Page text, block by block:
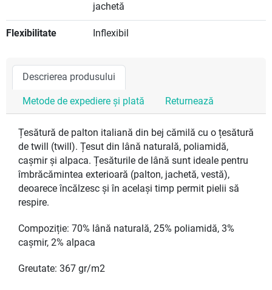
jachetă
Flexibilitate Inflexibil
Descrierea produsului
Metode de expediere și plată Returnează
Țesătură de palton italiană din bej cămilă cu o țesătură
de twill (twill). Țesut din lână naturală, poliamidă,
cașmir și alpaca. Țesăturile de lână sunt ideale pentru
îmbrăcămintea exterioară (palton, jachetă, vestă),
deoarece încălzesc și în același timp permit pielii să
respire.
Compoziție: 70% lână naturală, 25% poliamidă, 3%
cașmir, 2% alpaca
Greutate: 367 gr/m2